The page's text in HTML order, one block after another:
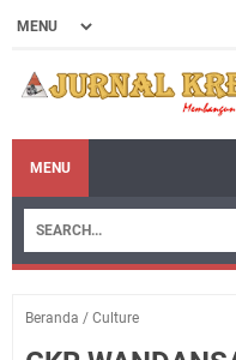
MENU
Beranda / Culture